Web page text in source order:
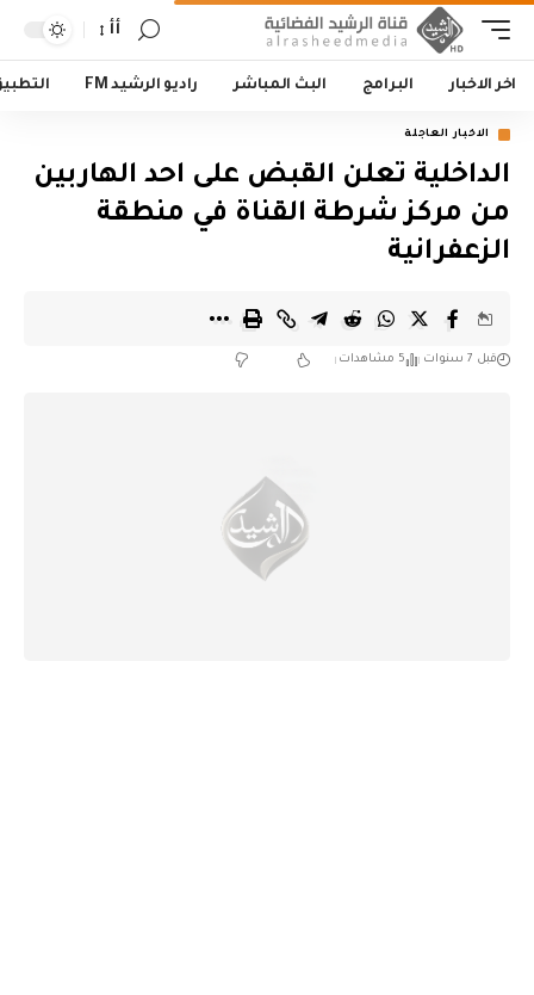
أأ
اخر الاخبار البرامج البث المباشر راديو الرشيد FM
الاخبار العاجلة
الداخلية تعلن القبض على احد الهاربين
من مركز شرطة القناة في منطقة
الزعفرانية
قبل 7 سنوات 5 مشاهدات